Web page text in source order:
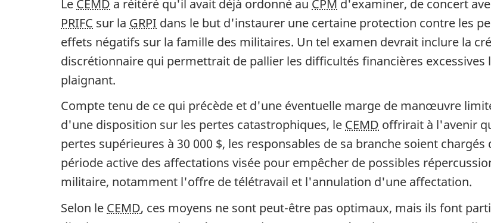
Le CEMD a réitéré qu'il avait déjà ordonné au CPM d'examiner, de concert
PRIFC sur la GRPI dans le but d'instaurer une certaine protection contre les
effets négatifs sur la famille des militaires. Un tel examen devrait inclure la
discrétionnaire qui permettrait de pallier les difficultés financières
plaignant.
Compte tenu de ce qui précède et d'une éventuelle marge de manœuvre
d'une disposition sur les pertes catastrophiques, le CEMD offrirait à l'avenir
pertes supérieures à 30 000 $, les responsables de sa branche soient
période active des affectations visée pour empêcher de possibles
militaire, notamment l'offre de télétravail et l'annulation d'une affectation.
Selon le CEMD, ces moyens ne sont peut-être pas optimaux, mais ils font